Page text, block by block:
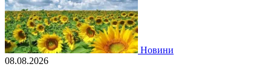
Новини
08.08.2026